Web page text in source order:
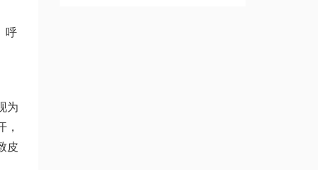
呼
为
，
皮